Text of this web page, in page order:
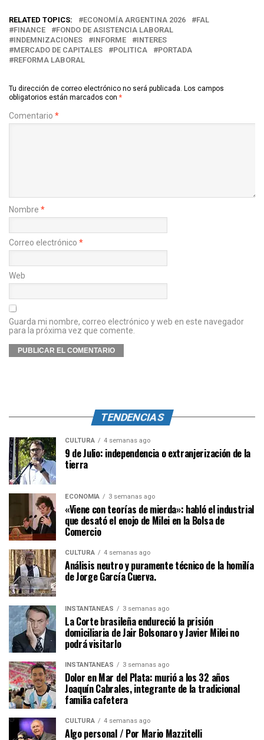
RELATED TOPICS: ECONOMÍA ARGENTINA 2026
FAL
FINANCE
FONDO DE ASISTENCIA LABORAL
INDEMNIZACIONES
INFORME
INTERES
MERCADO DE CAPITALES
POLITICA
PORTADA
REFORMA LABORAL
Tu dirección de correo electrónico no será publicada. Los campos
obligatorios están marcados con *
Comentario *
Nombre *
Correo electrónico *
Web
Guarda mi nombre, correo electrónico y web en este navegador
para la próxima vez que comente.
TENDENCIAS
CULTURA 4 semanas ago
9 de Julio: independencia o extranjerización de la
tierra
ECONOMÍA 3 semanas ago
«Viene con teorías de mierda»: habló el industrial
que desató el enojo de Milei en la Bolsa de
Comercio
CULTURA 4 semanas ago
Análisis neutro y puramente técnico de la homilía
de Jorge García Cuerva.
INSTANTÁNEAS 3 semanas ago
La Corte brasileña endureció la prisión
domiciliaria de Jair Bolsonaro y Javier Milei no
podrá visitarlo
INSTANTÁNEAS 3 semanas ago
Dolor en Mar del Plata: murió a los 32 años
Joaquín Cabrales, integrante de la tradicional
familia cafetera
CULTURA 4 semanas ago
Algo personal / Por Mario Mazzitelli